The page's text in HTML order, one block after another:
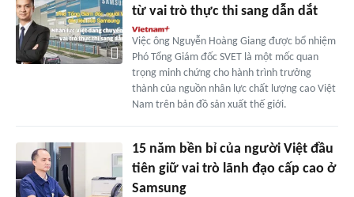
từ vai trò thực thi sang dẫn dắt
Việc ông Nguyễn Hoàng Giang được bổ nhiệm
Phó Tổng Giám đốc SVET là một mốc quan
trọng minh chứng cho hành trình trưởng
thành của nguồn nhân lực chất lượng cao Việt
Nam trên bản đồ sản xuất thế giới.
15 năm bền bỉ của người Việt đầu
tiên giữ vai trò lãnh đạo cấp cao ở
Samsung